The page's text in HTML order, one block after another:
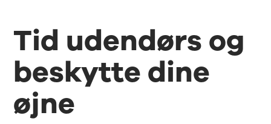
Tid udendørs og
beskytte dine
øjne